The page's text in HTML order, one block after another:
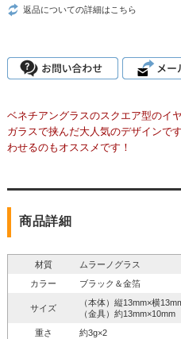
返品についての詳細はこちら
ベネチアングラスのスクエア型のイ
ガラスで挟んだ大人気のデザインで
わせるのもオススメです！
商品詳細
材質
ムラーノグラス
カラー
ブラック＆金箔
サイズ
（本体）縦13mm×横
（金具）約13mm×10mm
重さ
約3g×2